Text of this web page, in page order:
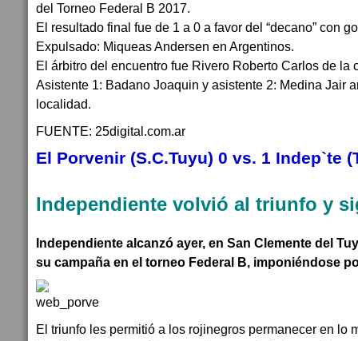
del Torneo Federal B 2017.
El resultado final fue de 1 a 0 a favor del “decano” con
Expulsado: Miqueas Andersen en Argentinos.
El árbitro del encuentro fue Rivero Roberto Carlos de la
Asistente 1: Badano Joaquin y asistente 2: Medina Jair
localidad.
FUENTE: 25digital.com.ar
El Porvenir (S.C.Tuyu) 0 vs. 1 Indep`te
Independiente volvió al triunfo y
Independiente alcanzó ayer, en San Clemente del
su campaña en el torneo Federal B, imponiéndose
El triunfo les permitió a los rojinegros permanecer en lo